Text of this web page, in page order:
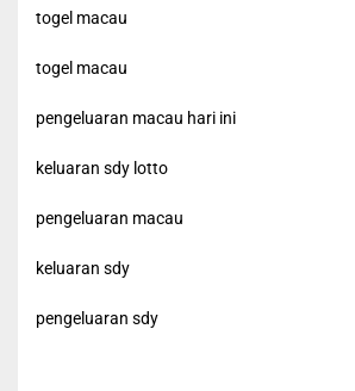
togel macau
togel macau
pengeluaran macau hari ini
keluaran sdy lotto
pengeluaran macau
keluaran sdy
pengeluaran sdy